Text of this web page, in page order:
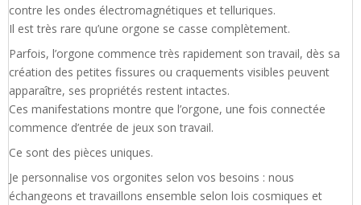
contre les ondes électromagnétiques et telluriques.
Il est très rare qu’une orgone se casse complètement.
Parfois, l’orgone commence très rapidement son travail, dès sa
création des petites fissures ou craquements visibles peuvent
apparaître, ses propriétés restent intactes.
Ces manifestations montre que l’orgone, une fois connectée
commence d’entrée de jeux son travail.
Ce sont des pièces uniques.
Je personnalise vos orgonites selon vos besoins : nous
échangeons et travaillons ensemble selon lois cosmiques et